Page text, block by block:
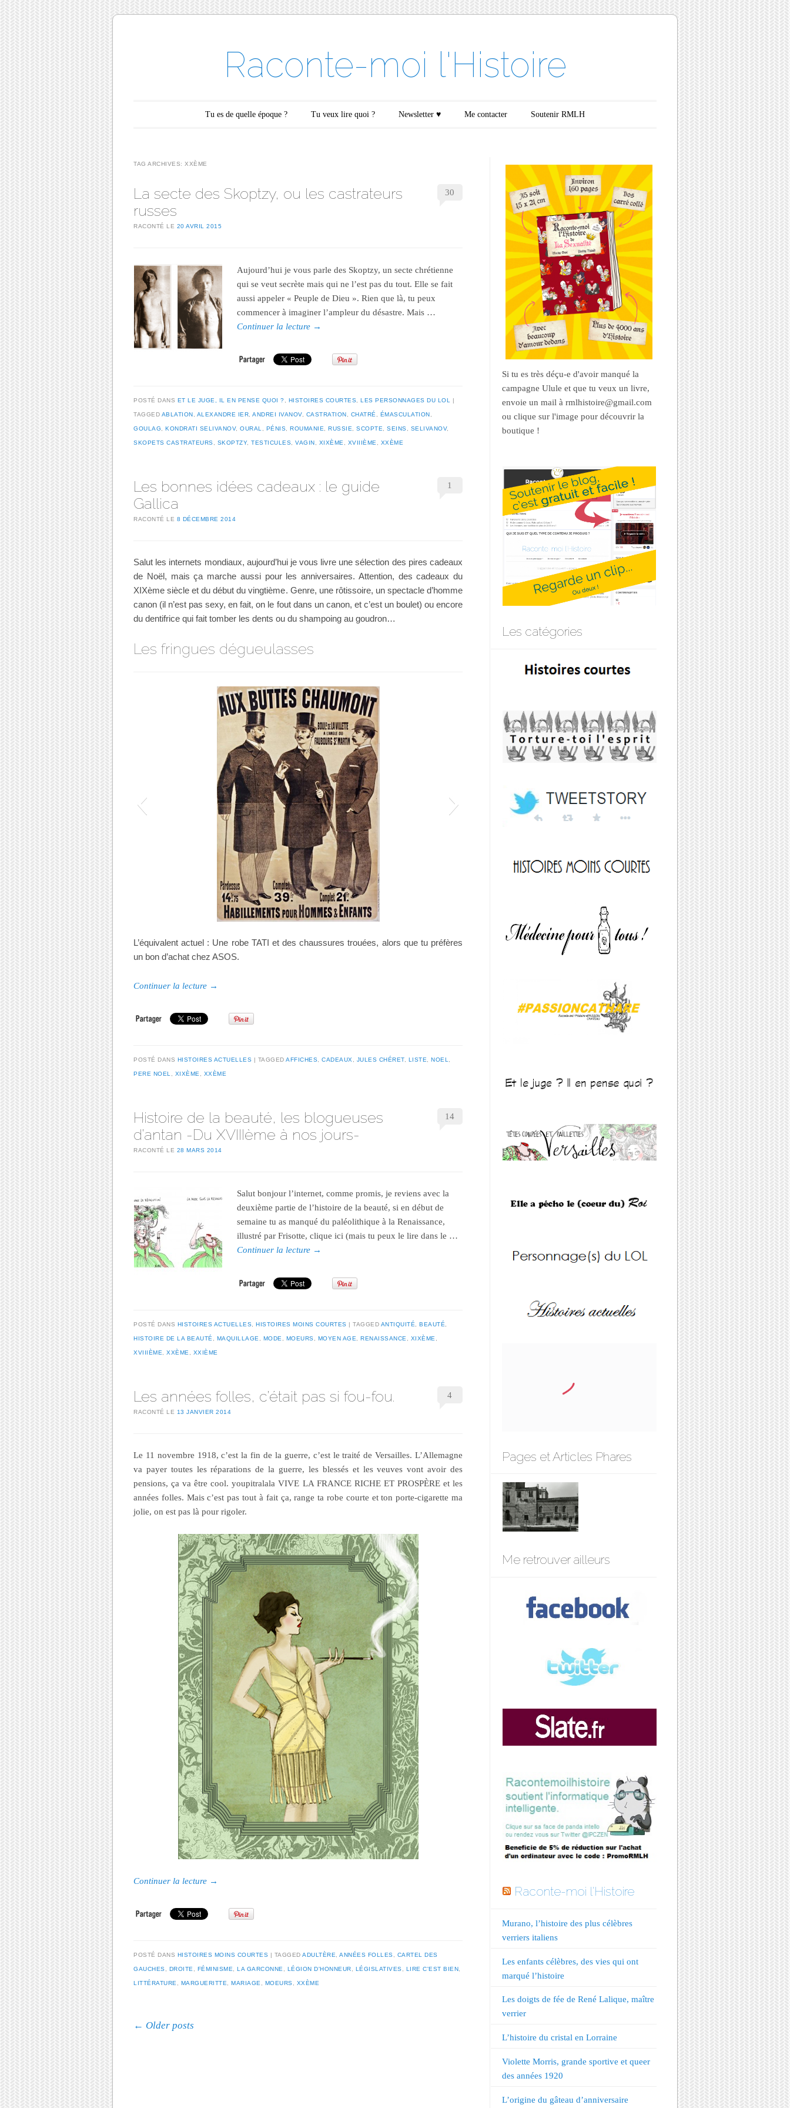
Raconte-moi l'Histoire
Main menuTu es de quelle époque ? Tu veux lire quoi ? Newsletter ♥ Me contacter Soutenir RMLH
TAG ARCHIVES: XXÈME
La secte des Skoptzy, ou les castrateurs
russes
RACONTÉ LE 20 AVRIL 2015
30
Aujourd’hui je vous parle des Skoptzy, un secte chrétienne
qui se veut secrète mais qui ne l’est pas du tout. Elle se fait
aussi appeler « Peuple de Dieu ». Rien que là, tu peux
commencer à imaginer l’ampleur du désastre. Mais …
Continuer la lecture →
POSTÉ DANS ET LE JUGE, IL EN PENSE QUOI ? HISTOIRES COURTES LES PERSONNAGES DU LOL
TAGGED ABLATION ALEXANDRE IER ANDREI IVANOV, CASTRATION CHATRÉ ÉMASCULATION
GOULAG KONDRATI SELIVANOV, OURAL PÉNIS ROUMANIE RUSSIE SCOPTE SEINS SELIVANOV,
SKOPETS CASTRATEURS SKOPTZY, TESTICULES VAGIN XIXÈME XVIIIÈME XXÈME
Les bonnes idées cadeaux : le guide
Gallica
RACONTÉ LE 8 DÉCEMBRE 2014
1
Salut les internets mondiaux, aujourd’hui je vous livre une sélection des pires cadeaux
de Noël, mais ça marche aussi pour les anniversaires. Attention, des cadeaux du
XIXème siècle et du début du vingtième. Genre, une rôtissoire, un spectacle d’homme
canon (il n’est pas sexy, en fait, on le fout dans un canon, et c’est un boulet) ou encore
du dentifrice qui fait tomber les dents ou du shampoing au goudron…
Les fringues dégueulasses
vous ?
L’équivalent actuel : Une robe TATI et des chaussures trouées, alors que tu préfères
un bon d’achat chez ASOS.
Continuer la lecture →
POSTÉ DANS HISTOIRES ACTUELLES TAGGED AFFICHES CADEAUX JULES CHÉRET, LISTE NOEL
PERE NOEL XIXÈME XXÈME
Histoire de la beauté, les blogueuses
d’antan -Du XVIIIème à nos jours-
RACONTÉ LE 28 MARS 2014
14
Salut bonjour l’internet, comme promis, je reviens avec la
deuxième partie de l’histoire de la beauté, si en début de
semaine tu as manqué du paléolithique à la Renaissance,
illustré par Frisotte, clique ici (mais tu peux le lire dans le …
Continuer la lecture →
POSTÉ DANS HISTOIRES ACTUELLES HISTOIRES MOINS COURTES TAGGED ANTIQUITÉ BEAUTÉ
HISTOIRE DE LA BEAUTÉ MAQUILLAGE MODE MOEURS MOYEN AGE RENAISSANCE XIXÈME
XVIIIÈME XXÈME XXIÈME
Les années folles, c’était pas si fou-fou.
RACONTÉ LE 13 JANVIER 2014
4
Le 11 novembre 1918, c’est la fin de la guerre, c’est le traité de Versailles. L’Allemagne
va payer toutes les réparations de la guerre, les blessés et les veuves vont avoir des
pensions, ça va être cool. youpitralala VIVE LA FRANCE RICHE ET PROSPÈRE et les
années folles. Mais c’est pas tout à fait ça, range ta robe courte et ton porte-cigarette ma
jolie, on est pas là pour rigoler.
Continuer la lecture →
POSTÉ DANS HISTOIRES MOINS COURTES TAGGED ADULTÈRE ANNÉES FOLLES CARTEL DES
GAUCHES DROITE FÉMINISME LA GARCONNE LÉGION D'HONNEUR LÉGISLATIVES LIRE C'EST BIEN
LITTÉRATURE MARGUERITTE MARIAGE MOEURS XXÈME
Post navigation
← Older posts
Si tu es très déçu-e d'avoir manqué la
campagne Ulule et que tu veux un livre,
envoie un mail à rmlhistoire@gmail.com
ou clique sur l'image pour découvrir la
boutique !
Les catégories
Pages et Articles Phares
Me retrouver ailleurs
Raconte-moi l'Histoire
Murano, l’histoire des plus célèbres
verriers italiens
Les enfants célèbres, des vies qui ont
marqué l’histoire
Les doigts de fée de René Lalique, maître
verrier
L’histoire du cristal en Lorraine
Violette Morris, grande sportive et queer
des années 1920
L’origine du gâteau d’anniversaire